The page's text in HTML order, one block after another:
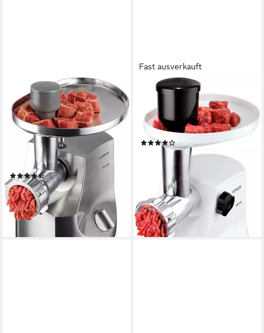
KENWOOD
Fleischwolf MG700 mit 2
Wurstfüllaufsätzen,
Kebbeaufsatz, 3
Lochscheiben
elektrisch Betriebsart
(237)
ab 209,00 € UVP 330,00 €
19,09 €mtl. in 12 Raten
-37%
lieferbar - in 1-2 Werktagen bei dir
Fast ausverkauft
KENWOOD
Fleischwolf MG 450
1400 W Leistung
elektrisch
Betriebsart
(37)
99,80 € UVP145,00 €
lieferbar - in 1-2 Werktagen bei dir